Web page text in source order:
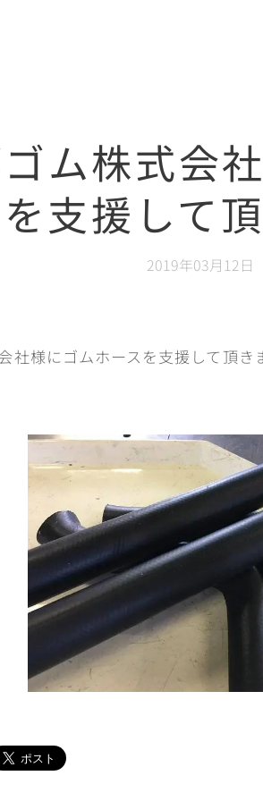
ム株式会
支援して
2019年03月12日
社様にゴムホースを支援して頂